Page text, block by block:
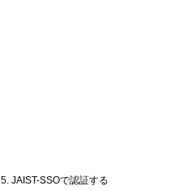
5. JAIST-SSOで認証する